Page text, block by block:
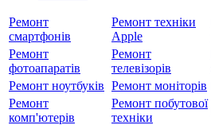
Ремонт
смартфонів
Ремонт техніки
Apple
Ремонт
фотоапаратів
Ремонт
телевізорів
Ремонт ноутбуків Ремонт моніторів
Ремонт
комп'ютерів
Ремонт побутової
техніки